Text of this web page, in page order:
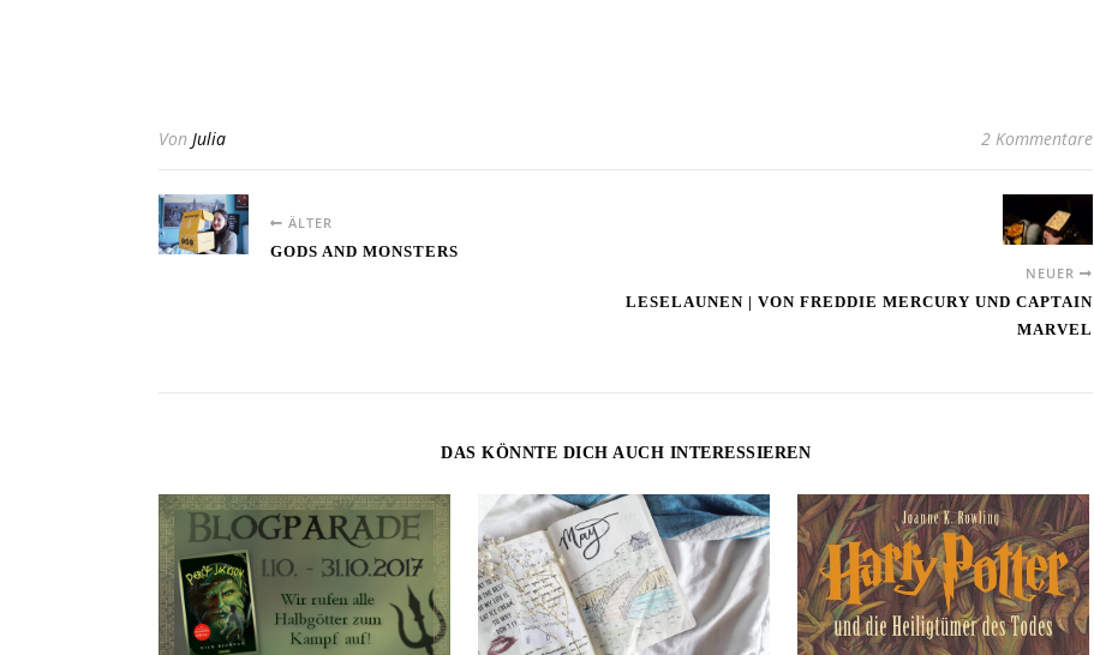
Von Julia 2 Kommentare
ÄLTER
GODS AND MONSTERS
NEUER
LESELAUNEN | VON FREDDIE MERCURY UND CAPTAIN
MARVEL
DAS KÖNNTE DICH AUCH INTERESSIEREN